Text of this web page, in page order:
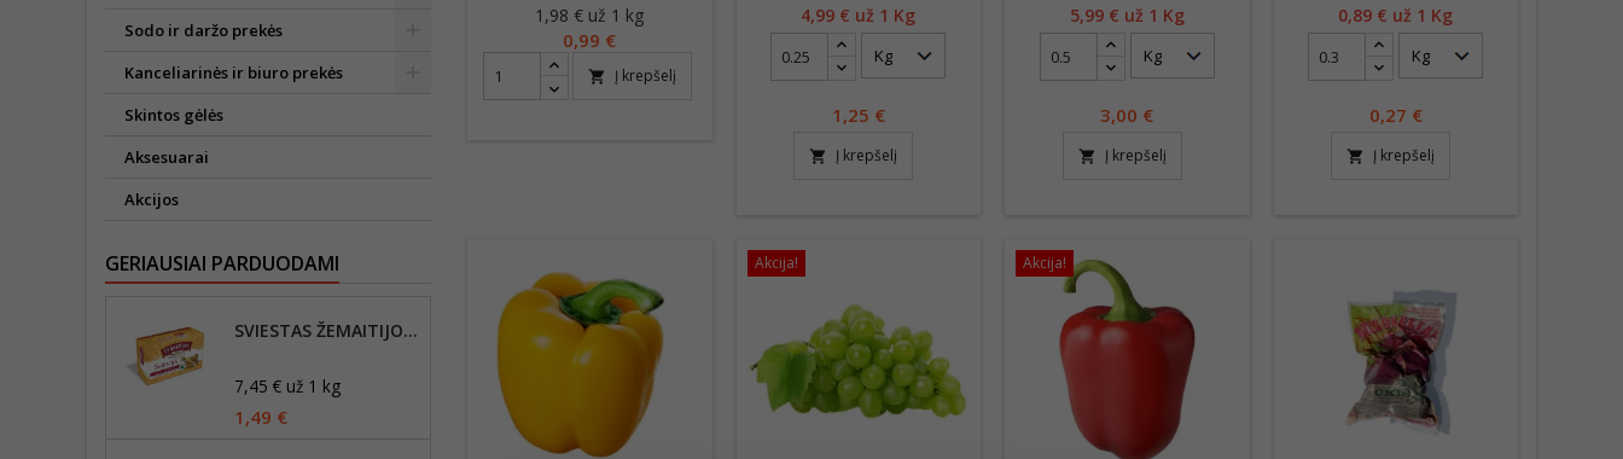
Sodo ir daržo prekės
Kanceliarinės ir biuro prekės
Skintos gėlės
Aksesuarai
Akcijos
GERIAUSIAI PARDUODAMI
SVIESTAS ŽEMAITIJOS 82% RIEB., 200G
7,45 € už 1 kg
1,49 €
Kaina
1,98 € už 1 kg
0,99 €
shopping_cart Į krepšelį
Kaina
4,99 € už 1 Kg
1,25 €
shopping_cart Į krepšelį
Kaina
5,99€ už 1 Kg
3,00 €
shopping_cart Į krepšelį
Kaina
0,89 € už 1 Kg
0,27 €
shopping_cart Į krepšelį
Akcija! Akcija!